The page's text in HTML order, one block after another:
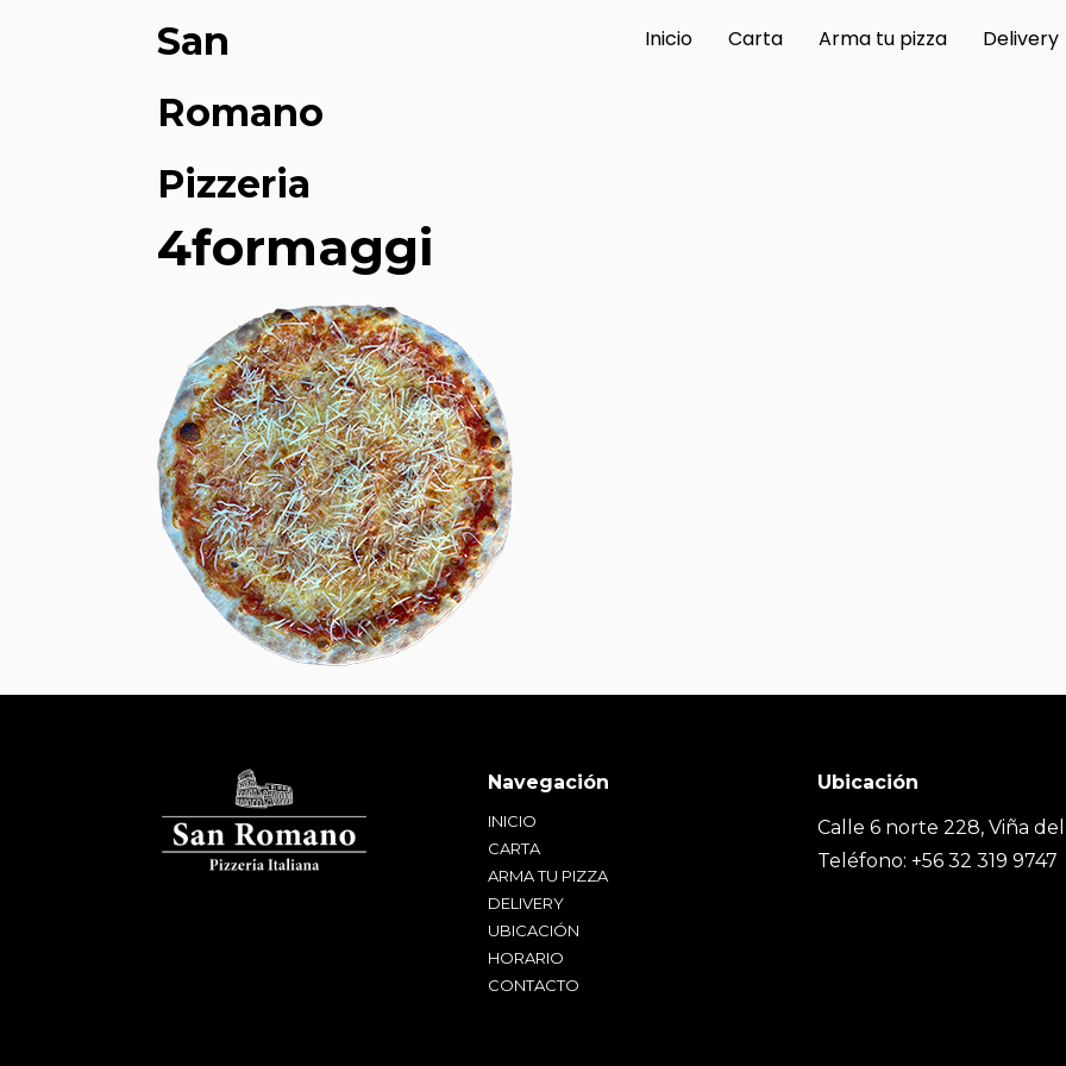
San
Romano
Pizzeria
Inicio Carta Arma tu pizza Delivery
4formaggi
INICIO
CARTA
ARMA TU PIZZA
DELIVERY
UBICACIÓN
HORARIO
CONTACTO
Calle 6 norte 228, Viña
Teléfono: +56 32 319 9747